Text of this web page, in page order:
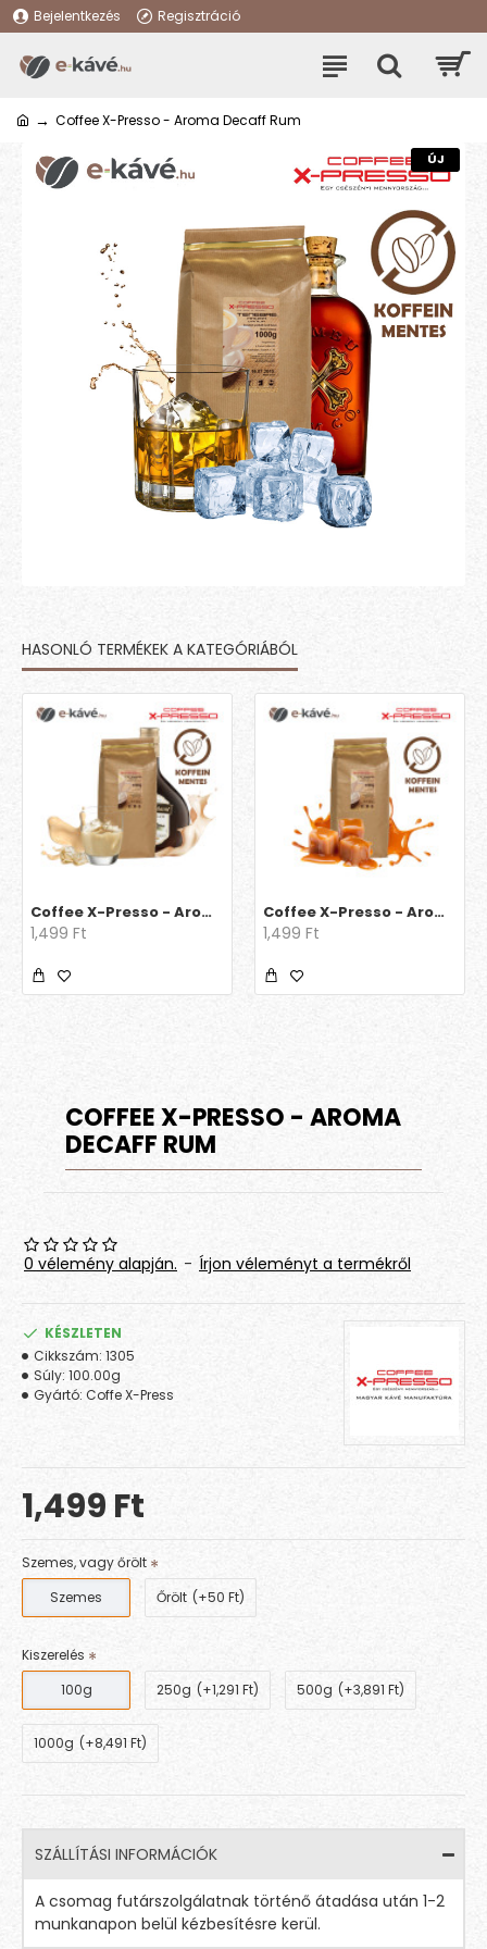
Bejelentkezés Regisztráció
Coffee X-Presso - Aroma Decaff Rum
ÚJ
HASONLÓ TERMÉKEK A KATEGÓRIÁBÓL
Coffee X-Presso - Aroma Decaff Ír krém
1,499 Ft
Coffee X-Presso - Aroma Decaff Karamell
1,499 Ft
COFFEE X-PRESSO - AROMA
DECAFF RUM
0 vélemény alapján. - Írjon véleményt a termékről
1,499 Ft
KÉSZLETEN
Cikkszám: 1305
Súly: 100.00g
Gyártó: Coffe X-Press
Szemes, vagy őrölt
Szemes
Őrölt (+50 Ft)
Kiszerelés
100g
250g (+1,291 Ft) 500g (+3,891 Ft)
1000g (+8,491 Ft)
SZÁLLÍTÁSI INFORMÁCIÓK
A csomag futárszolgálatnak történő átadása után 1-2
munkanapon belül kézbesítésre kerül.